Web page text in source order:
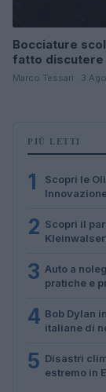
Bocciature
fatto discutere
Marco Tessari · 3
PIÙ LETTI
1
Scopri le
2 Scopri il
3 Auto a
pratiche e
4 Bob Dylan
italiane di
5 Disastri
estremo in